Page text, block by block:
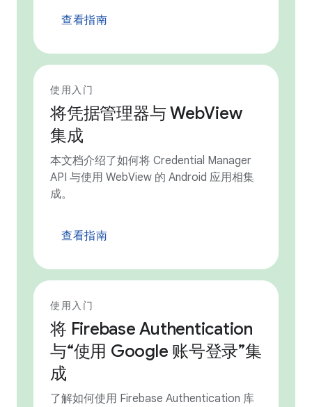
查看指南
使用入门
将凭据管理器与 WebView
集成
本文档介绍了如何将 Credential Manager
API 与使用 WebView 的 Android 应用相集
成。
查看指南
使用入门
将 Firebase Authentication
与“使用 Google 账号登录”集
成
了解如何使用 Firebase Authentication 库